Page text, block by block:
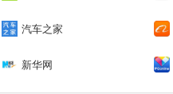
汽车之家
新华网